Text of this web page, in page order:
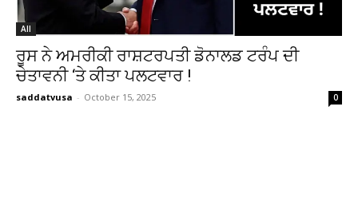
All
ਰੂਸ ਨੇ ਅਮਰੀਕੀ ਰਾਸ਼ਟਰਪਤੀ ਡੋਨਾਲਡ ਟਰੰਪ ਦੀ
ਚੇਤਾਵਨੀ ‘ਤੇ ਕੀਤਾ ਪਲਟਵਾਰ !
saddatvusa - October 15, 2025 0